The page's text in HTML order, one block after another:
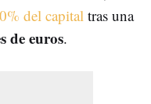
del capital tras una
de euros.